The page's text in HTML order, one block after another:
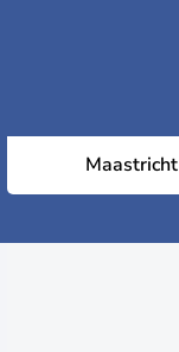
Maastricht